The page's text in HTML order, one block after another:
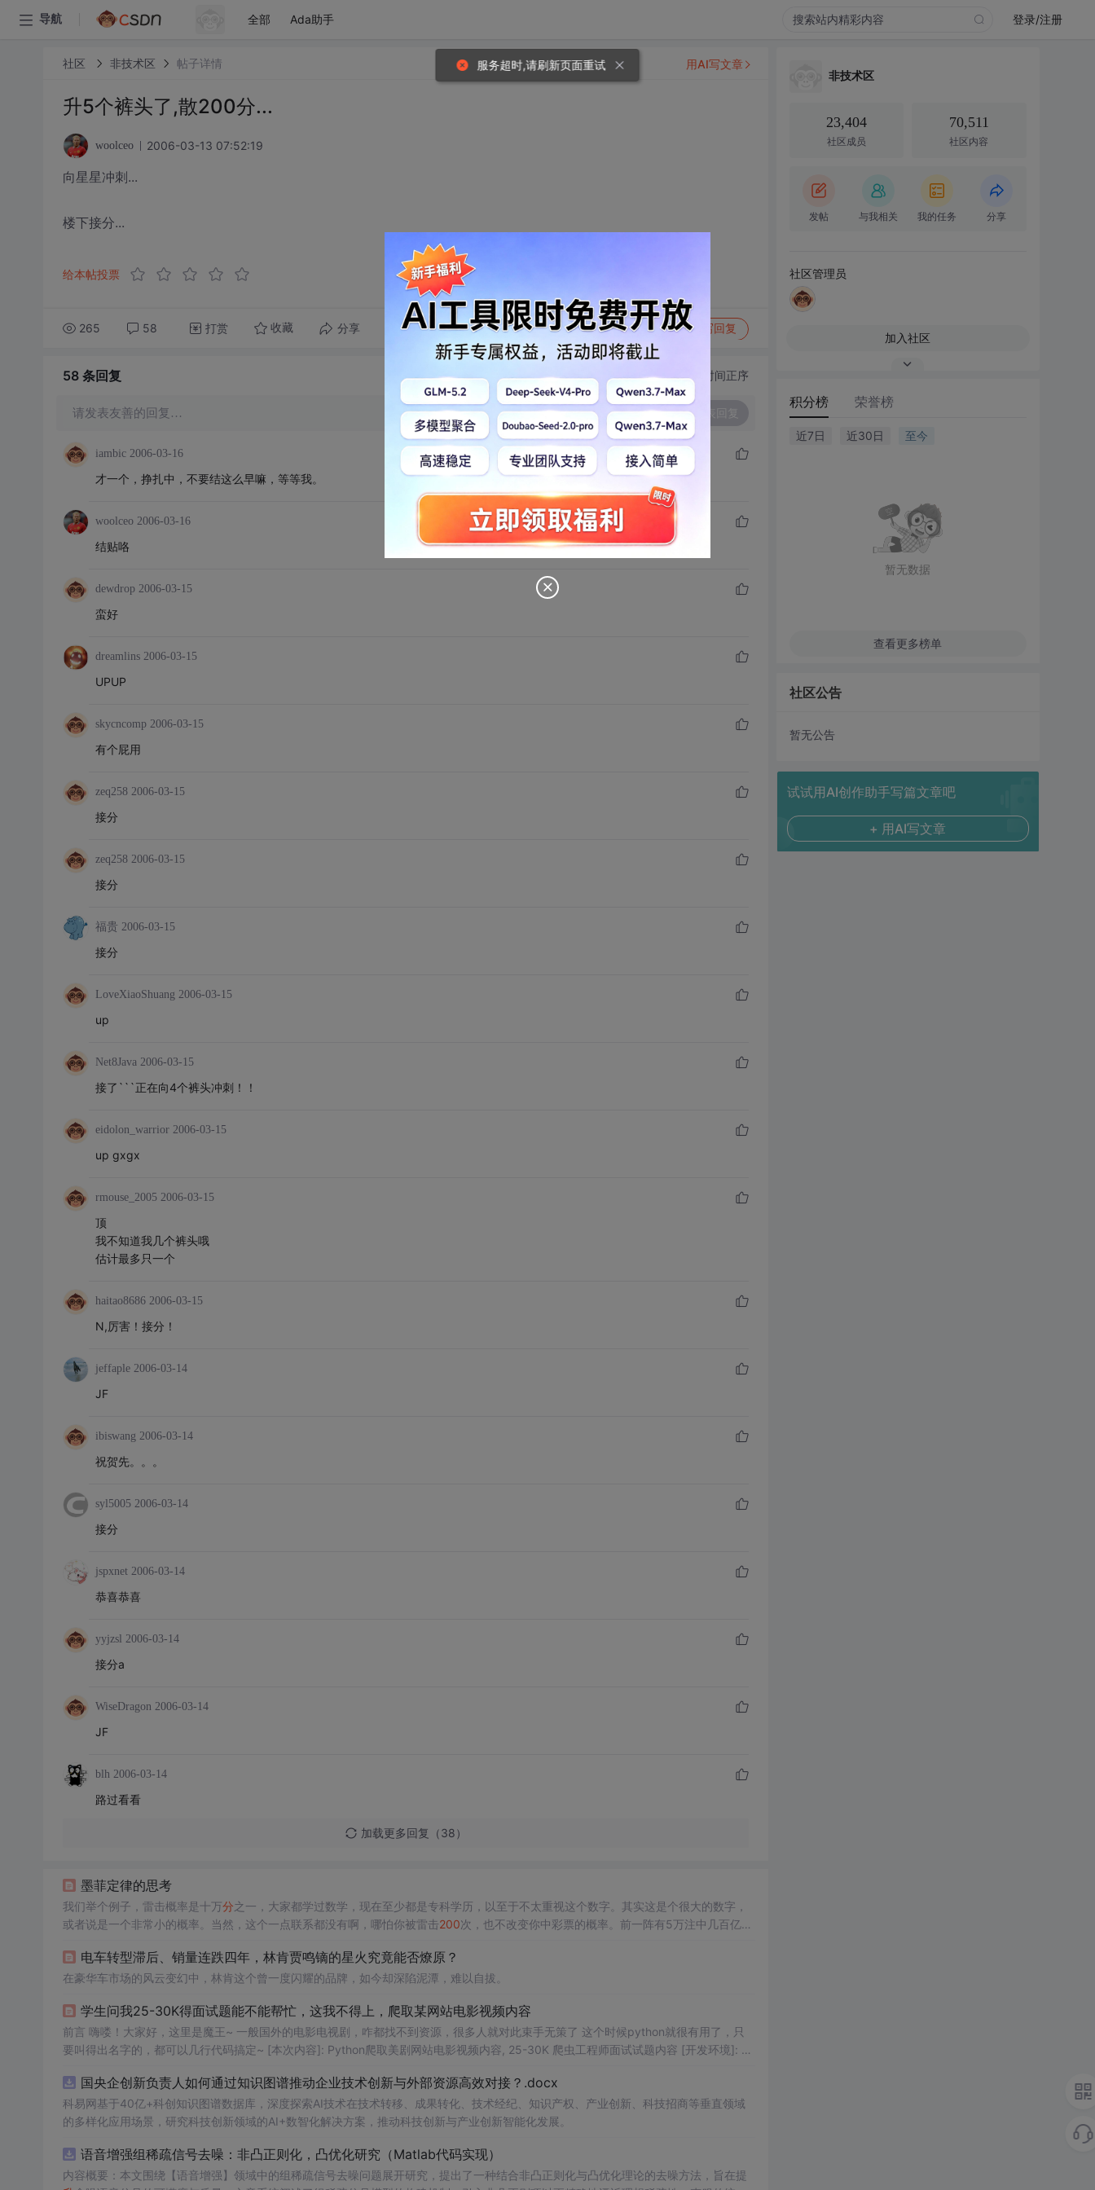
导航 全部 Ada助手 登录/注册
社区 非技术区 帖子详情
升5个裤头了,散200分...
woolceo 2006-03-13 07:52:19
向星星冲刺...
楼下接分...
给本帖投票
265 58 打赏 收藏 分享 转发到动态 举报 写回复
用AI写文章
58 条回复 切换为时间正序
请发表友善的回复… 发表回复
iambic 2006-03-16
才一个，挣扎中，不要结这么早嘛，等等我。
woolceo 2006-03-16
结贴咯
dewdrop 2006-03-15
蛮好
dreamlins 2006-03-15
UPUP
skycncomp 2006-03-15
有个屁用
zeq258 2006-03-15
接分
zeq258 2006-03-15
接分
福贵 2006-03-15
接分
LoveXiaoShuang 2006-03-15
up
Net8Java 2006-03-15
接了```正在向4个裤头冲刺！！
eidolon_warrior 2006-03-15
up gxgx
rmouse_2005 2006-03-15
顶
我不知道我几个裤头哦
估计最多只一个
haitao8686 2006-03-15
N,厉害！接分！
jeffaple 2006-03-14
JF
ibiswang 2006-03-14
祝贺先。。。
syl5005 2006-03-14
接分
jspxnet 2006-03-14
恭喜恭喜
yyjzsl 2006-03-14
接分a
WiseDragon 2006-03-14
JF
blh 2006-03-14
路过看看
加载更多回复（38）
墨菲定律的思考
我们举个例子，雷击概率是十万分之一，大家都学过数学，现在至少都是专科学历，以至于不太重视这个数字。其实这是个很大的数字，
或者说是一个非常小的概率。当然，这个一点联系都没有啊，哪怕你被雷击200次，也不改变你中彩票的概率。前一阵有5万注中几百亿的
格。你洗不洗车不改变天气下雨的概率。但是真实的情况是，事件发生的概率不会根据事件的实际发生而改变。另外，墨菲定律其实反映
的是逻辑思维的问题。
电车转型滞后、销量连跌四年，林肯贾鸣镝的星火究竟能否燎原？
在豪华车市场的风云变幻中，林肯这个曾一度闪耀的品牌，如今却深陷泥潭，难以自拔。
学生问我25-30K得面试题能不能帮忙，这我不得上，爬取某网站电影视频内容
前言 嗨喽！大家好，这里是魔王~ 一般国外的电影电视剧，咋都找不到资源，很多人就对此束手无策了 这个时候python就很有用了，只
要叫得出名字的，都可以几行代码搞定~ [本次内容]: Python爬取美剧网站电影视频内容, 25-30K 爬虫工程师面试试题内容 [开发环境]: Py
国央企创新负责人如何通过知识图谱推动企业技术创新与外部资源高效对接？.docx
科易网基于40亿+科创知识图谱数据库，深度探索AI技术在技术转移、成果转化、技术经纪、知识产权、产业创新、科技招商等垂直领域
的多样化应用场景，研究科技创新领域的AI+数智化解决方案，推动科技创新与产业创新智能化发展。
语音增强组稀疏信号去噪：非凸正则化，凸优化研究（Matlab代码实现）
内容概要：本文围绕【语音增强】领域中的组稀疏信号去噪问题展开研究，提出了一种结合非凸正则化与凸优化理论的去噪方法，旨在提
非技术区
23,404
社区成员
70,511
社区内容
发帖 与我相关 我的任务 分享
社区管理员
加入社区
积分榜 荣誉榜
近7日 近30日 至今
暂无数据
查看更多榜单
社区公告
暂无公告
试试用AI创作助手写篇文章吧
+ 用AI写文章
服务超时,请刷新页面重试